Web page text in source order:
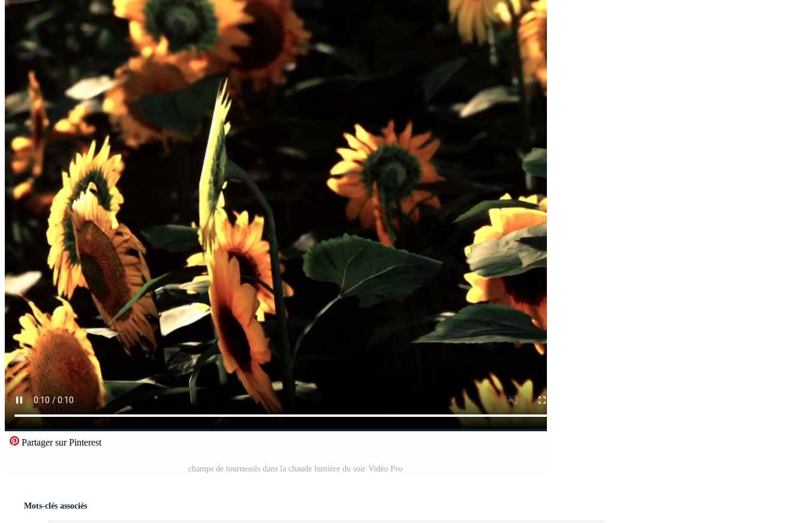
Partager sur Pinterest
champs de tournesols dans la chaude lumière du soir Vidéo Pro
Mots-clés associés